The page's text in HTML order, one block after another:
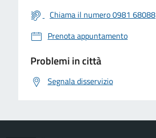
Chiama il numero 0981 68088
Prenota appuntamento
Problemi in città
Segnala disservizio